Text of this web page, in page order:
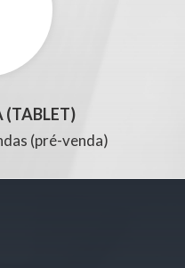
(TABLET)
(pré-venda)